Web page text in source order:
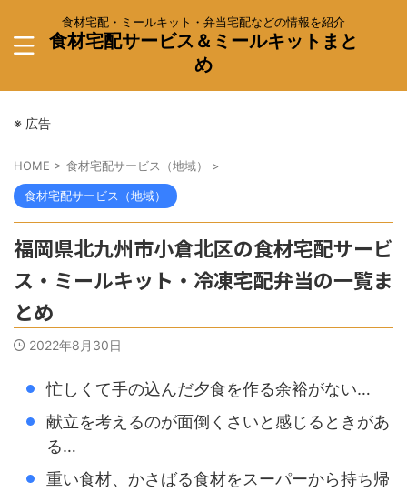
食材宅配・ミールキット・弁当宅配などの情報を紹介
食材宅配サービス＆ミールキットまと
め
※ 広告
HOME > 食材宅配サービス（地域） >
食材宅配サービス（地域）
福岡県北九州市小倉北区の食材宅配サービ
ス・ミールキット・冷凍宅配弁当の一覧ま
とめ
2022年8月30日
忙しくて手の込んだ夕食を作る余裕がない…
献立を考えるのが面倒くさいと感じるときがあ
る…
重い食材、かさばる食材をスーパーから持ち帰